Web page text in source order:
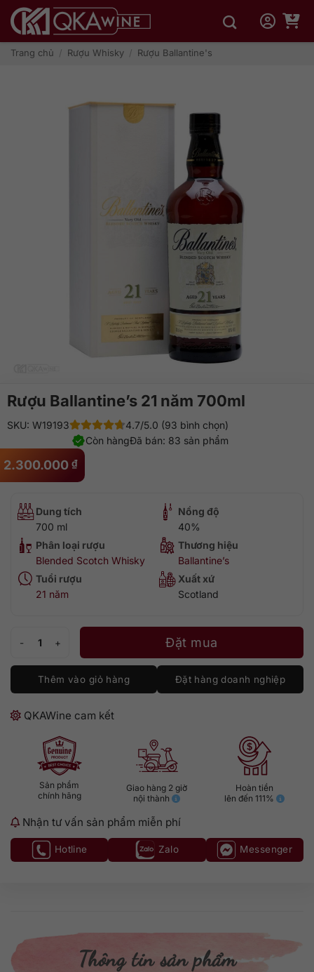
qua
dungTrang chủ / Rượu Whisky / Rượu Ballantine's
Rượu Ballantine’s 21 năm 700ml
2.300.000 ₫
SKU: W19193
4.7/5.0 (93 bình chọn)
Đã bán: 83 sản phẩm
Còn hàng
Dung tích
700 ml
Nồng độ
40%
Phân loại rượu
Blended Scotch Whisky
Thương hiệu
Ballantine’s
Tuổi rượu
21 năm
Xuất xứ
Scotland
Rượu Ballantine's 21 năm 700ml số lượngĐặt mua
Thêm vào giỏ hàng Đặt hàng doanh nghiệp
QKAWine cam kết
Sản phẩm
chính hãng
Giao hàng 2 giờ
nội thành
Hoàn tiền
lên đến 111%
Nhận tư vấn sản phẩm miễn phí
Hotline Zalo Messenger
Thông tin sản phẩm